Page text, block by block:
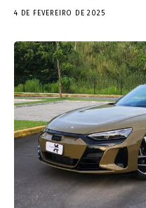
4 DE FEVEREIRO DE 2025